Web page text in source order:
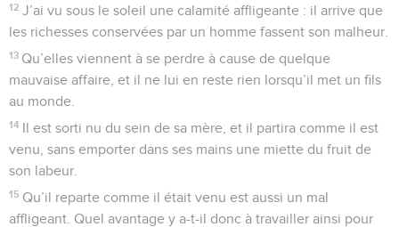
12 J’ai vu sous le soleil une calamité affligeante : il arrive que
les richesses conservées par un homme fassent son malheur.
13 Qu’elles viennent à se perdre à cause de quelque
mauvaise affaire, et il ne lui en reste rien lorsqu’il met un fils
au monde.
14 Il est sorti nu du sein de sa mère, et il partira comme il est
venu, sans emporter dans ses mains une miette du fruit de
son labeur.
15 Qu’il reparte comme il était venu est aussi un mal
affligeant. Quel avantage y a-t-il donc à travailler ainsi pour